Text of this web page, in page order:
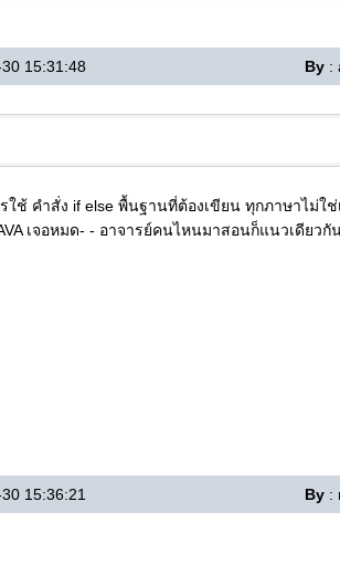
15:31:48 By :
ใช้ คำสั่ง if else พื้นฐานที่ต้องเขียน ทุกภาษาไม่ใช่
เจอหมด- - อาจารย์คนไหนมาสอนก็แนวเดียวกั
15:36:21 By :